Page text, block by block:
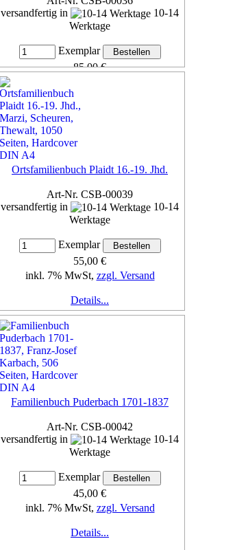
versandfertig in
10-14
Werktage
Exemplar
85,00 €
Details...
Ortsfamilienbuch Plaidt 16.-19. Jhd.
Art-Nr. CSB-00039
versandfertig in
10-14
Werktage
Exemplar
55,00 €
inkl. 7% MwSt, zzgl. Versand
Details...
Familienbuch Puderbach 1701-1837
Art-Nr. CSB-00042
versandfertig in
10-14
Werktage
Exemplar
45,00 €
inkl. 7% MwSt, zzgl. Versand
Details...